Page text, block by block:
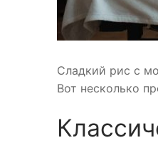
Сладкий рис с
Вот несколько